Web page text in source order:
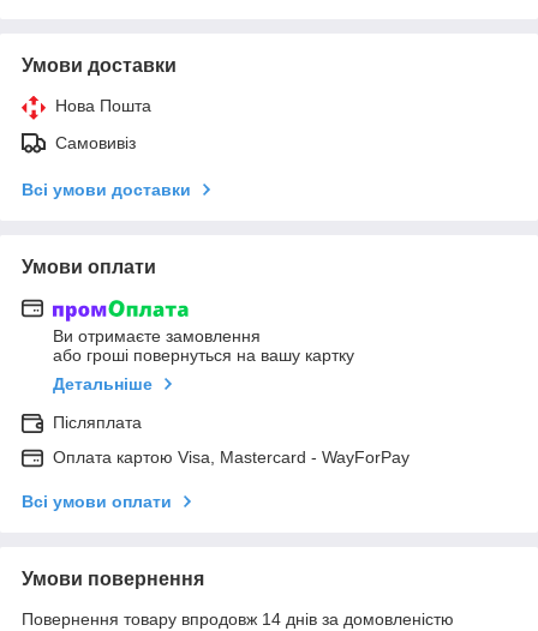
Умови доставки
Нова Пошта
Самовивіз
Всі умови доставки
Умови оплати
Ви отримаєте замовлення
або гроші повернуться на вашу картку
Детальніше
Післяплата
Оплата картою Visa, Mastercard - WayForPay
Всі умови оплати
Умови повернення
Повернення товару впродовж 14 днів за домовленістю